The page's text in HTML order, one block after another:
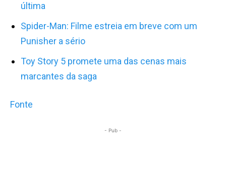
última
Spider-Man: Filme estreia em breve com um
Punisher a sério
Toy Story 5 promete uma das cenas mais
marcantes da saga
Fonte
- Pub -